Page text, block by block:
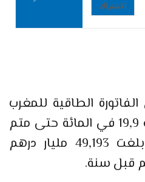
الاشتراك
الطاقية للمغرب
سجلت انخفاضا بنسبة 19,9 في المائة حتى متم
شهر نونبر 2016، إذ بلغت 49,193 مليار درهم